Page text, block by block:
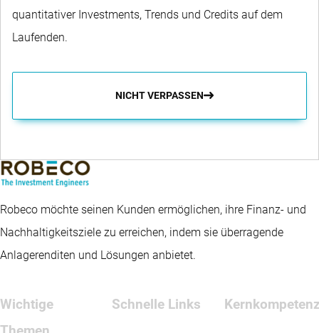
quantitativer Investments, Trends und Credits auf dem
Laufenden.
NICHT VERPASSEN
Robeco möchte seinen Kunden ermöglichen, ihre Finanz- und
Nachhaltigkeitsziele zu erreichen, indem sie überragende
Anlagerenditen und Lösungen anbietet.
Wichtige
Schnelle Links